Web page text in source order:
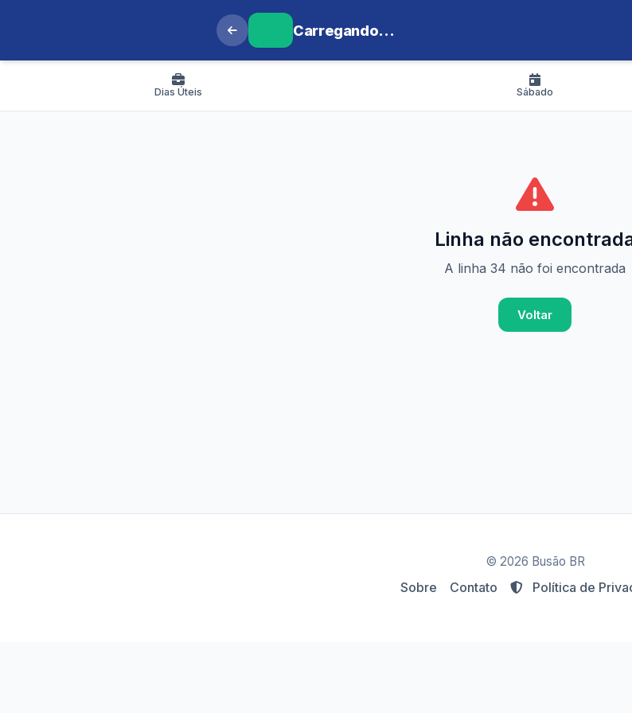
Carregando...
Dias Úteis Sábado
Linha não
A linha 34 não foi encontrada
Voltar
© 2026 Busão BR
Sobre Contato Política de